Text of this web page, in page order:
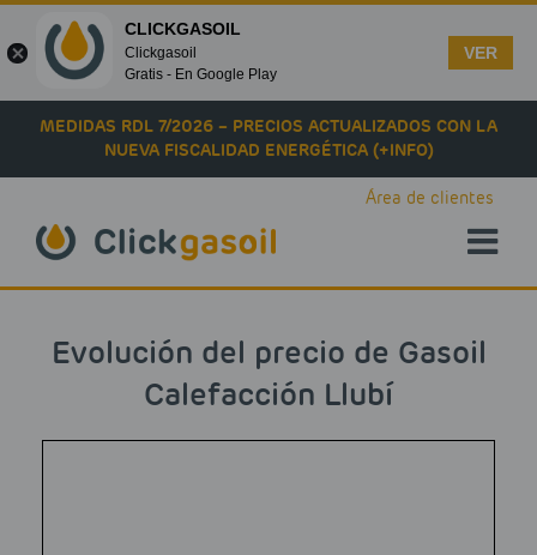
Skip to main content
MEDIDAS RDL 7/2026 – PRECIOS ACTUALIZADOS CON LA
NUEVA FISCALIDAD ENERGÉTICA (+INFO)
Área de clientes
Evolución del precio de Gasoil
Calefacción Llubí
CLICKGASOIL
Clickgasoil
Gratis - En Google Play
VER